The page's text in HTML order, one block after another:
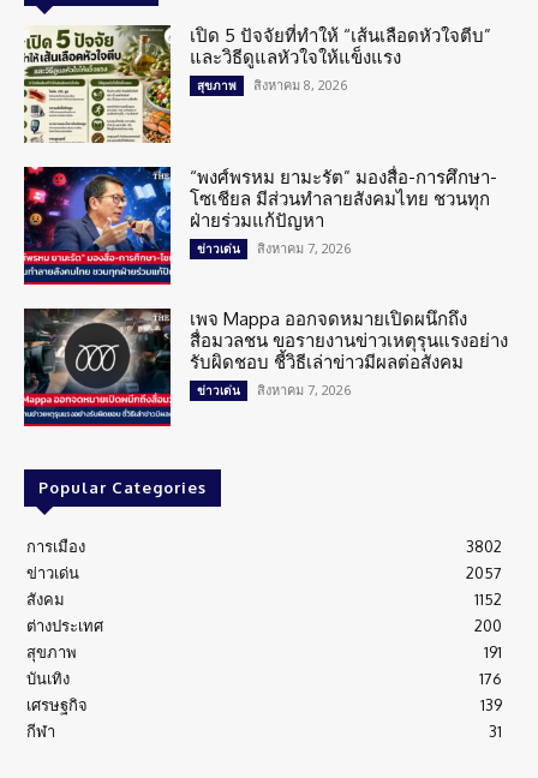
เปิด 5 ปัจจัยที่ทำให้ “เส้นเลือดหัวใจตีบ”
และวิธีดูแลหัวใจให้แข็งแรง
สุขภาพ สิงหาคม 8, 2026
“พงศ์พรหม ยามะรัต” มองสื่อ-การศึกษา-
โซเชียล มีส่วนทำลายสังคมไทย ชวนทุก
ฝ่ายร่วมแก้ปัญหา
ข่าวเด่น สิงหาคม 7, 2026
เพจ Mappa ออกจดหมายเปิดผนึกถึง
สื่อมวลชน ขอรายงานข่าวเหตุรุนแรงอย่าง
รับผิดชอบ ชี้วิธีเล่าข่าวมีผลต่อสังคม
ข่าวเด่น สิงหาคม 7, 2026
Popular Categories
การเมือง
3802
ข่าวเด่น
2057
สังคม
1152
ต่างประเทศ
200
สุขภาพ
191
บันเทิง
176
เศรษฐกิจ
139
กีฬา
31